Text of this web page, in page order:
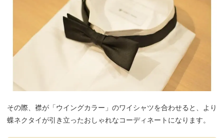
その際、襟が「ウイングカラー」のワイシャツを合わせると、より
蝶ネクタイが引き立ったおしゃれなコーディネートになります。